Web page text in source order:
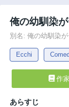
俺の幼馴染
別名: 俺の幼馴染
Ecchi
作家
あらすじ